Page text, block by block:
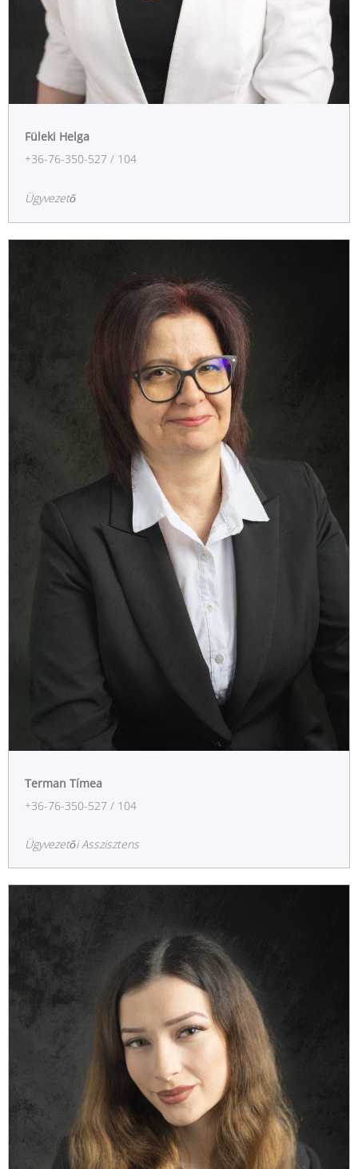
Füleki Helga
+36-76-350-527 / 104
Ügyvezető
Terman Tímea
+36-76-350-527 / 104
Ügyvezetői Asszisztens